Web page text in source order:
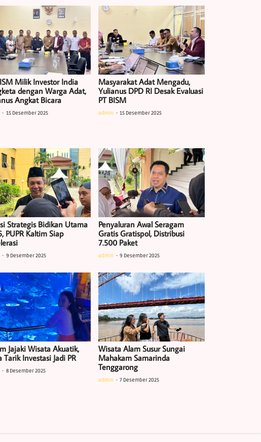
Milik Investor India
dengan Warga Adat,
Angkat Bicara
15 Desember 2025
Masyarakat Adat Mengadu,
Yulianus DPD RI Desak Evaluasi
PT BISM
admin 15 Desember 2025
Strategis Bidikan Utama
PUPR Kaltim Siap
9 Desember 2025
Penyaluran Awal Seragam
Gratis Gratispol, Distribusi
7.500 Paket
admin 9 Desember 2025
Jajaki Wisata Akuatik,
Tarik Investasi Jadi PR
8 Desember 2025
Wisata Alam Susur Sungai
Mahakam Samarinda
Tenggarong
admin 7 Desember 2025